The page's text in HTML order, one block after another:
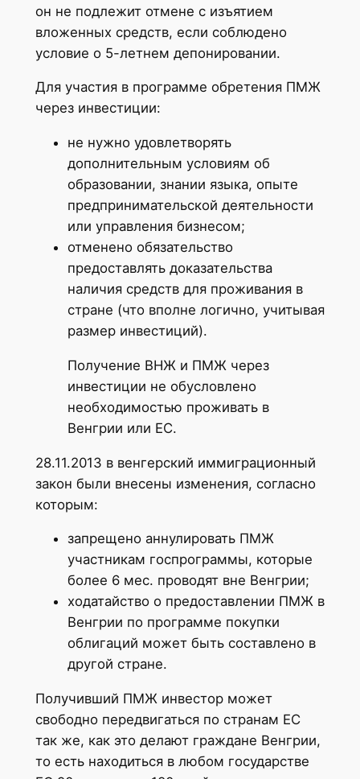
он не подлежит отмене с изъятием
вложенных средств, если соблюдено
условие о 5-летнем депонировании.
Для участия в программе обретения ПМЖ
через инвестиции:
не нужно удовлетворять
дополнительным условиям об
образовании, знании языка, опыте
предпринимательской деятельности
или управления бизнесом;
отменено обязательство
предоставлять доказательства
наличия средств для проживания в
стране (что вполне логично, учитывая
размер инвестиций).
Получение ВНЖ и ПМЖ через
инвестиции не обусловлено
необходимостью проживать в
Венгрии или ЕС.
28.11.2013 в венгерский иммиграционный
закон были внесены изменения, согласно
которым:
запрещено аннулировать ПМЖ
участникам госпрограммы, которые
более 6 мес. проводят вне Венгрии;
ходатайство о предоставлении ПМЖ в
Венгрии по программе покупки
облигаций может быть составлено в
другой стране.
Получивший ПМЖ инвестор может
свободно передвигаться по странам ЕС
так же, как это делают граждане Венгрии,
то есть находиться в любом государстве